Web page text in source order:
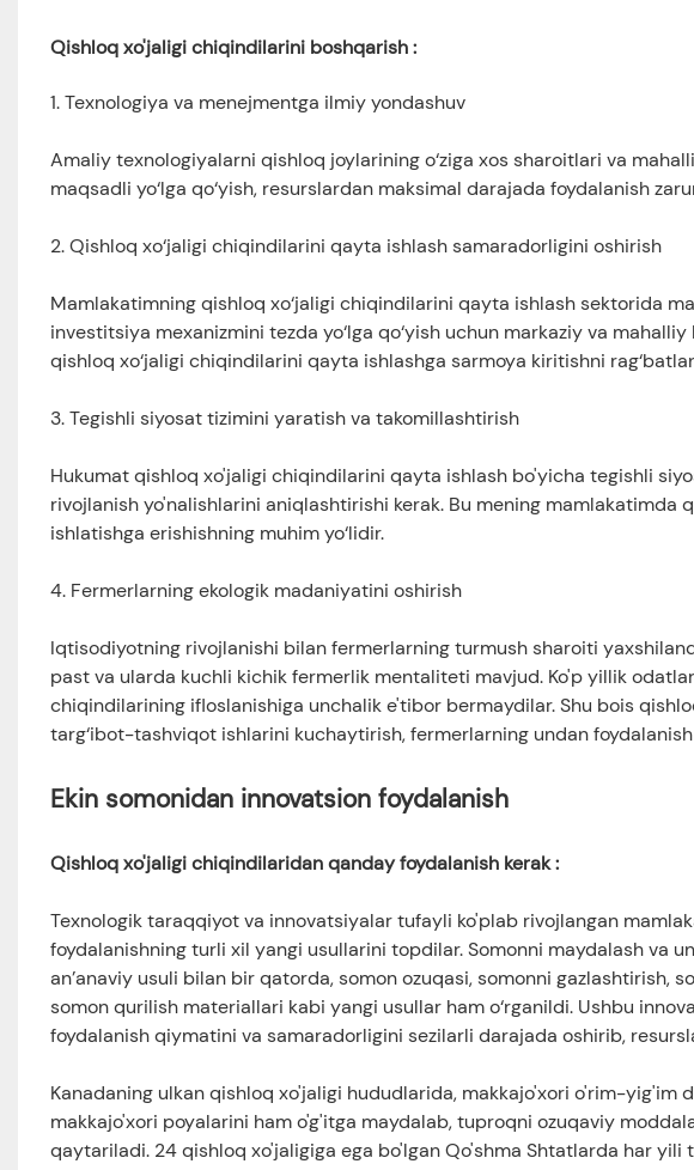
Qishloq xo'jaligi chiqindilarini boshqarish:
1. Texnologiya va menejmentga ilmiy yondashuv
Amaliy texnologiyalarni qishloq joylarining o‘ziga xos sharoitlari va
maqsadli yo‘lga qo‘yish, resurslardan maksimal darajada foydalanish
2. Qishloq xo‘jaligi chiqindilarini qayta ishlash samaradorligini oshirish
Mamlakatimning qishloq xo‘jaligi chiqindilarini qayta ishlash sektorida
investitsiya mexanizmini tezda yo‘lga qo‘yish uchun markaziy va
qishloq xo‘jaligi chiqindilarini qayta ishlashga sarmoya kiritishni
3. Tegishli siyosat tizimini yaratish va takomillashtirish
Hukumat qishloq xo'jaligi chiqindilarini qayta ishlash bo'yicha tegishli
rivojlanish yo'nalishlarini aniqlashtirishi kerak. Bu mening mamlakatimda
ishlatishga erishishning muhim yo‘lidir.
4. Fermerlarning ekologik madaniyatini oshirish
Iqtisodiyotning rivojlanishi bilan fermerlarning turmush sharoiti
past va ularda kuchli kichik fermerlik mentaliteti mavjud. Ko'p yillik
chiqindilarining ifloslanishiga unchalik e'tibor bermaydilar. Shu bois
targ‘ibot-tashviqot ishlarini kuchaytirish, fermerlarning undan
Ekin somonidan innovatsion foydalanish
Qishloq xo'jaligi chiqindilaridan qanday foydalanish kerak:
Texnologik taraqqiyot va innovatsiyalar tufayli ko'plab rivojlangan
foydalanishning turli xil yangi usullarini topdilar. Somonni maydalash va
an’anaviy usuli bilan bir qatorda, somon ozuqasi, somonni gazlashtirish,
somon qurilish materiallari kabi yangi usullar ham o‘rganildi. Ushbu
foydalanish qiymatini va samaradorligini sezilarli darajada oshirib,
Kanadaning ulkan qishloq xo'jaligi hududlarida, makkajo'xori o'rim-yig'im
makkajo'xori poyalarini ham o'g'itga maydalab, tuproqni ozuqaviy
qaytariladi. 24 qishloq xo'jaligiga ega bo'lgan Qo'shma Shtatlarda har